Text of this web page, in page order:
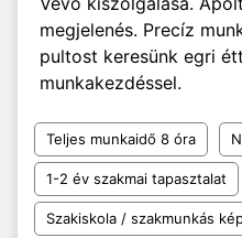
megjelenés. Precíz
pultost keresünk egri
munkakezdéssel.
Teljes munkaidő 8 óra
1-2 év szakmai tapasztalat
Szakiskola / szakmunkás